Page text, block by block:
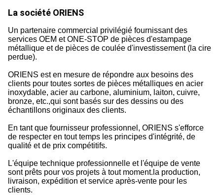
La société ORIENS
Un partenaire commercial privilégié fournissant des
services OEM et ONE-STOP de pièces d'estampage
métallique et de pièces de coulée d'investissement (la cire
perdue).
ORIENS est en mesure de répondre aux besoins des
clients pour toutes sortes de pièces métalliques en acier
inoxydable, acier au carbone, aluminium, laiton, cuivre,
bronze, etc.,qui sont basés sur des dessins ou des
échantillons originaux des clients.
En tant que fournisseur professionnel, ORIENS s'efforce
de respecter en tout temps les principes d'intégrité, de
qualité et de prix compétitifs.
L'équipe technique professionnelle et l'équipe de vente
sont prêts pour vos projets à tout moment.la production,
livraison, expédition et service après-vente pour les
clients.